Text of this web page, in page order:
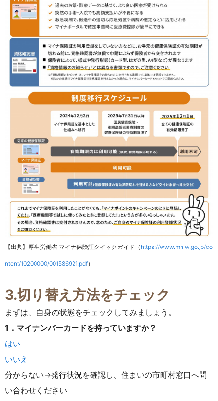
【出典】厚生労働省 マイナ保険証クイックガイド（ https://www.mhlw.go.jp/co
ntent/10200000/001586921.pdf）
3.切り替え方法をチェック
まずは、自身の状態をチェックしてみましょう。
1．マイナンバーカードを持っていますか？
はい
いいえ
分からない→発行状況を確認し、住まいの市町村窓口へ問
い合わせください